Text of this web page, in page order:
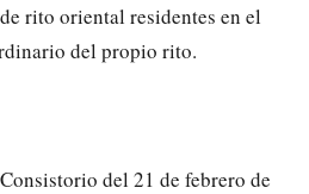
rito oriental residentes en el
del propio rito.
del 21 de febrero de